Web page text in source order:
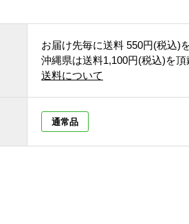
お届け先毎に送料 550円(税込)
沖縄県は送料1,100円(税込)を
送料について
通常品